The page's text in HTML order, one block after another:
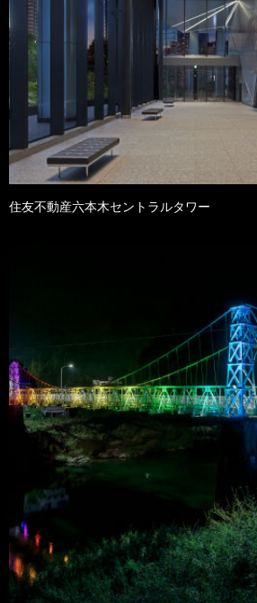
住友不動産六本木セントラルタワー